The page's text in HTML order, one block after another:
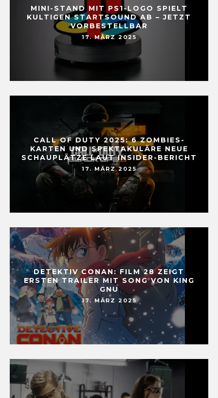
MINI-STAND MIT PS1-LOGO SPIELT
KULTIGEN STARTSOUND AB – JETZT
VORBESTELLBAR
17. MÄRZ 2025
CALL OF DUTY 2025: 6 ZOMBIES-
KARTEN UND SPEKTAKULÄRE NEUE
SCHAUPLÄTZE LAUT INSIDER-BERICHT
17. MÄRZ 2025
DETEKTIV CONAN: FILM 28 ZEIGT
ERSTEN TRAILER MIT SONG VON KING
GNU
17. MÄRZ 2025